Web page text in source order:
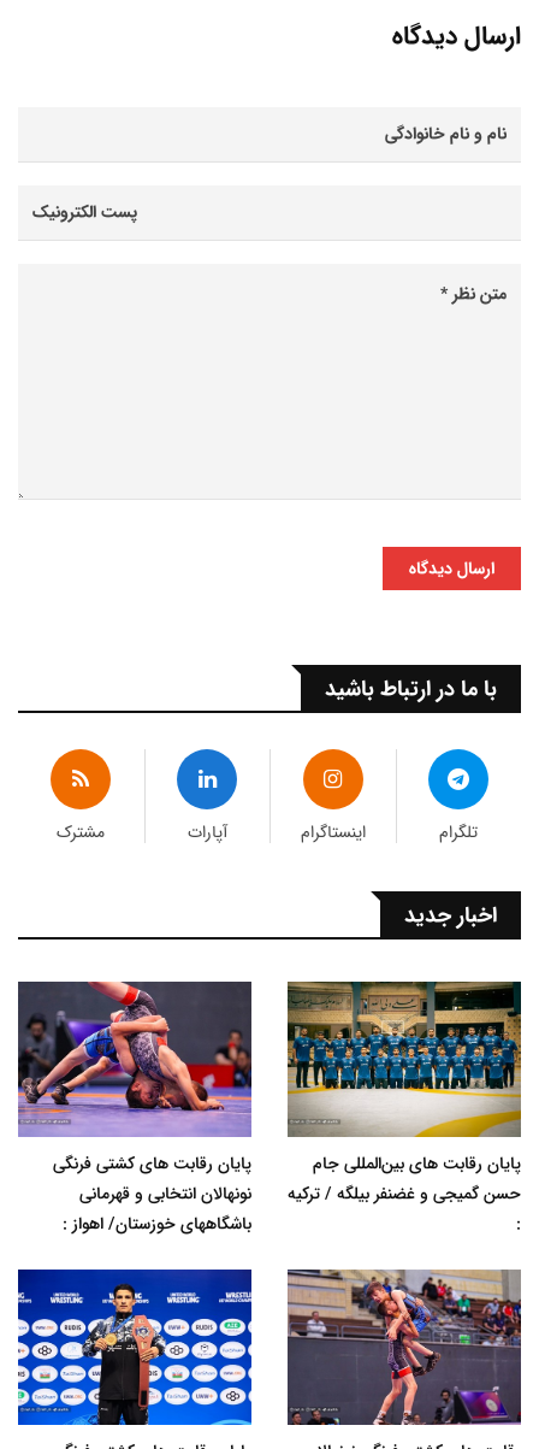
ارسال دیدگاه
ارسال دیدگاه
با ما در ارتباط باشید
تلگرام اینستاگرام آپارات مشترک
اخبار جدید
پایان رقابت های بین‌المللی جام
حسن گمیجی و غضنفر بیلگه / ترکیه
:
پایان رقابت های کشتی فرنگی
نونهالان انتخابی و قهرمانی
باشگاههای خوزستان/ اهواز :